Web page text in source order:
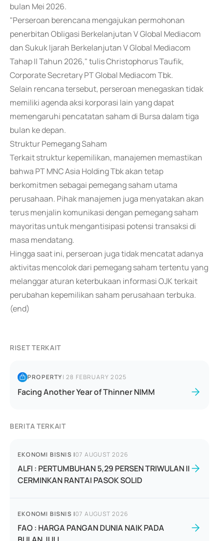
bulan Mei 2026.
"Perseroan berencana mengajukan permohonan
penerbitan Obligasi Berkelanjutan V Global Mediacom
dan Sukuk Ijarah Berkelanjutan V Global Mediacom
Tahap II Tahun 2026," tulis Christophorus Taufik,
Corporate Secretary PT Global Mediacom Tbk.
Selain rencana tersebut, perseroan menegaskan tidak
memiliki agenda aksi korporasi lain yang dapat
memengaruhi pencatatan saham di Bursa dalam tiga
bulan ke depan.
Struktur Pemegang Saham
Terkait struktur kepemilikan, manajemen memastikan
bahwa PT MNC Asia Holding Tbk akan tetap
berkomitmen sebagai pemegang saham utama
perusahaan. Pihak manajemen juga menyatakan akan
terus menjalin komunikasi dengan pemegang saham
mayoritas untuk mengantisipasi potensi transaksi di
masa mendatang.
Hingga saat ini, perseroan juga tidak mencatat adanya
aktivitas mencolok dari pemegang saham tertentu yang
melanggar aturan keterbukaan informasi OJK terkait
perubahan kepemilikan saham perusahaan terbuka.
(end)
RISET TERKAIT
PROPERTY|28 FEBRUARY 2025
Facing Another Year of Thinner NIMM
BERITA TERKAIT
EKONOMI BISNIS |07 AUGUST 2026
ALFI : PERTUMBUHAN 5,29 PERSEN TRIWULAN II
CERMINKAN RANTAI PASOK SOLID
EKONOMI BISNIS |07 AUGUST 2026
FAO : HARGA PANGAN DUNIA NAIK PADA